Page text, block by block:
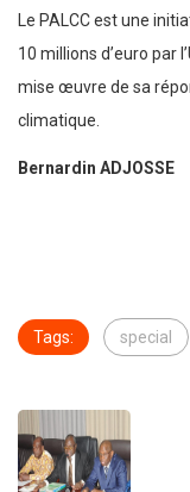
Le PALCC est une
10 millions d’euro par
mise œuvre de sa
climatique.
Bernardin ADJOSSE
Tags: special